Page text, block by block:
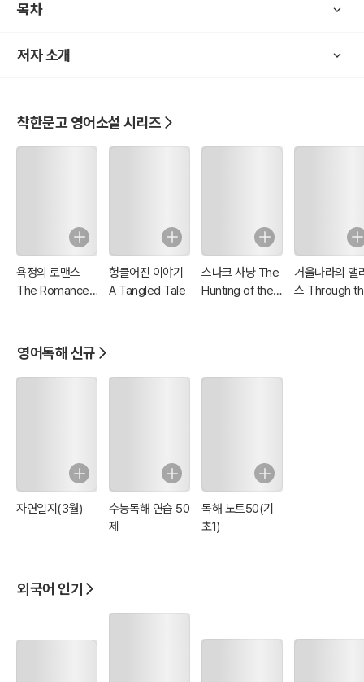
목차
저자 소개
착한문고 영어소설 시리즈
욕정의 로맨스
The Romance
헝클어진 이야기
A Tangled Tale
스나크 사냥 The
Hunting of the
거울나라의 앨
스 Through
영어독해 신규
자연일지(3월)
수능독해 연습 50
제
독해 노트50(기
초1)
외국어 인기